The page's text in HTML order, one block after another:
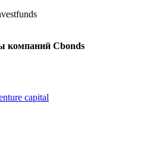
компаний Cbonds
capital